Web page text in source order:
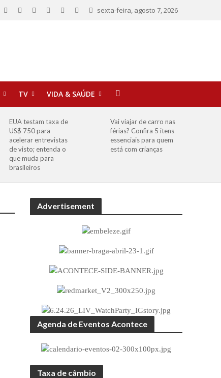
sexta-feira, agosto 7, 2026
TV VIDA & SAÚDE
EUA testam taxa de
US$ 750 para
acelerar entrevistas
de visto; entenda o
que muda para
brasileiros
Vai viajar de carro nas
férias? Confira 5 itens
essenciais para quem
está com crianças
Advertisement
Agenda de Eventos Acontece
Taxa de câmbio